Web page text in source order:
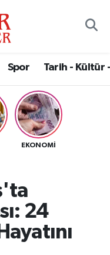
Spor Tarih - Kültür
EKONOMI
24